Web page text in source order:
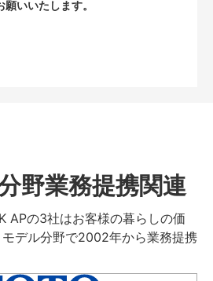
願いいたします。
野業務提携関連
APの3社はお客様の暮らしの価
デル分野で2002年から業務提携